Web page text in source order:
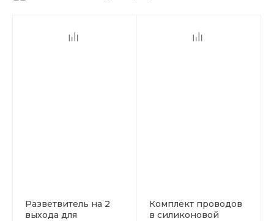
Разветвитель на 2
выхода для
Комплект проводов
в силиконовой